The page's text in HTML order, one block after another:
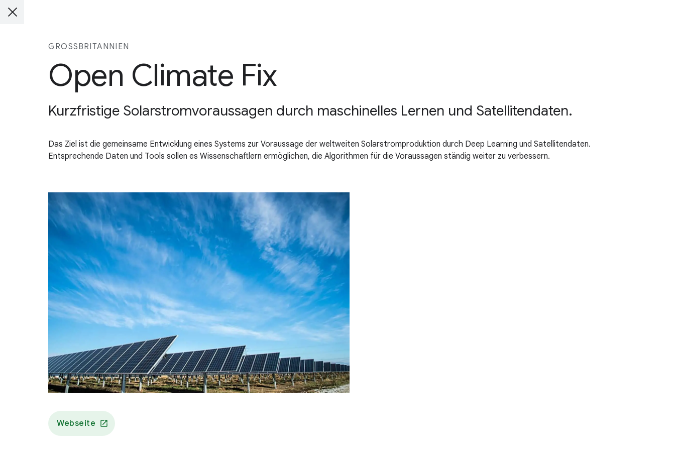
GROSSBRITANNIEN
Open Climate Fix
Kurzfristige Solarstromvoraussagen durch maschinelles Lernen und Satellitendaten.
Das Ziel ist die gemeinsame Entwicklung eines Systems zur Voraussage der weltweiten Solarstromproduktion durch Deep Learning und Satellitendaten.
Entsprechende Daten und Tools sollen es Wissenschaftlern ermöglichen, die Algorithmen für die Voraussagen ständig weiter zu verbessern.
Webseite